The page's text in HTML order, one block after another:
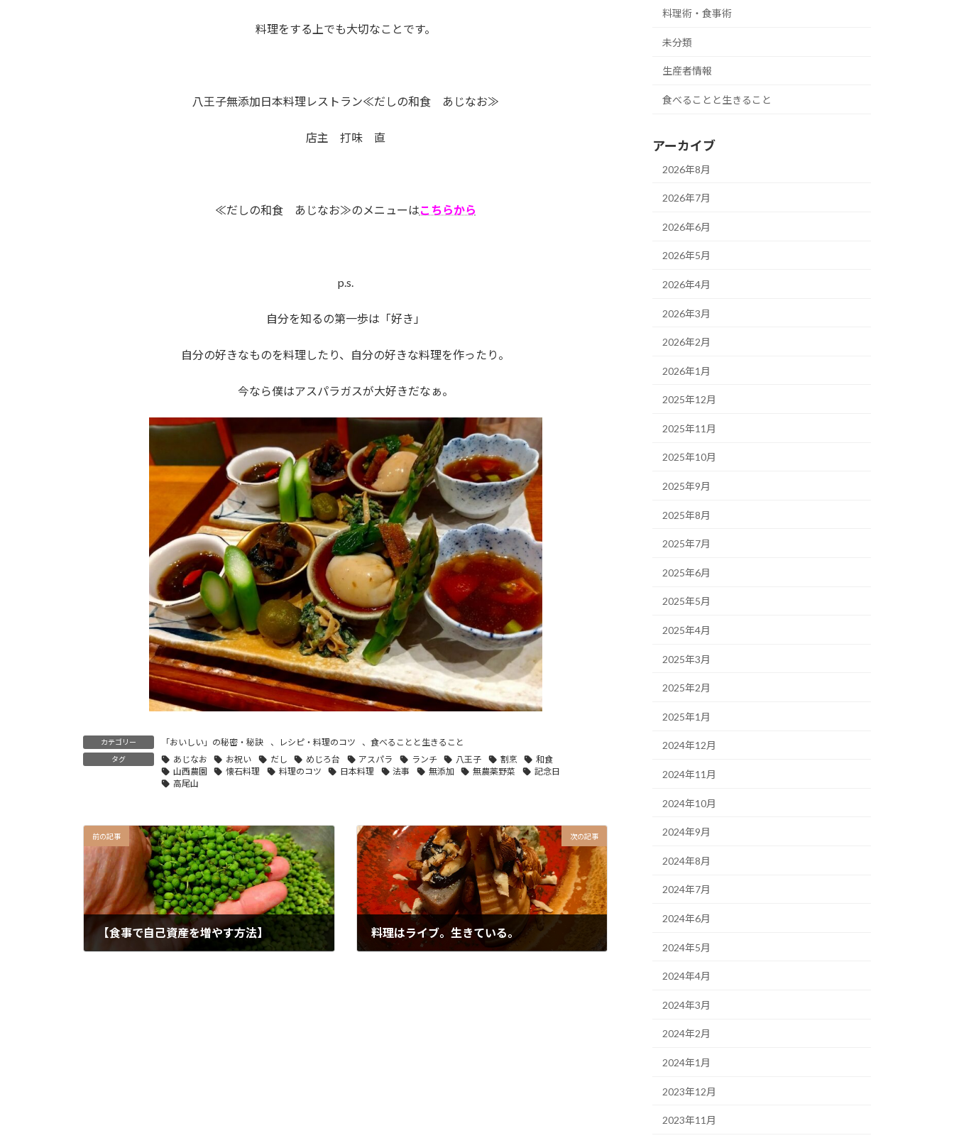
料理をする上でも大切なことです。
八王子無添加日本料理レストラン≪だしの和食 あじなお≫
店主 打味 直
≪だしの和食 あじなお≫のメニューはこちらから
p.s.
自分を知るの第一歩は「好き」
自分の好きなものを料理したり、自分の好きな料理を作ったり。
今なら僕はアスパラガスが大好きだなぁ。
カテゴリー 「おいしい」の秘密・秘訣 、 レシピ・料理のコツ 、食べることと生きること
タグ あじなお お祝い だし めじろ台 アスパラ ランチ 八王子 割烹
和食
山西農園
懐石料理 料理のコツ 日本料理 法事 無添加 無農薬野菜
記念日
高尾山
前の記事
【食事で自己資産を増やす方法】
次の記事
料理はライブ。生きている。
料理術・食事術
未分類
生産者情報
食べることと生きること
アーカイブ
2026年8月
2026年7月
2026年6月
2026年5月
2026年4月
2026年3月
2026年2月
2026年1月
2025年12月
2025年11月
2025年10月
2025年9月
2025年8月
2025年7月
2025年6月
2025年5月
2025年4月
2025年3月
2025年2月
2025年1月
2024年12月
2024年11月
2024年10月
2024年9月
2024年8月
2024年7月
2024年6月
2024年5月
2024年4月
2024年3月
2024年2月
2024年1月
2023年12月
2023年11月